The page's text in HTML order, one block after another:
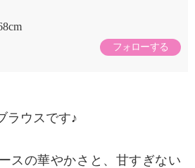
フォローする
ラウスです♪
スの華やかさと、甘すぎない